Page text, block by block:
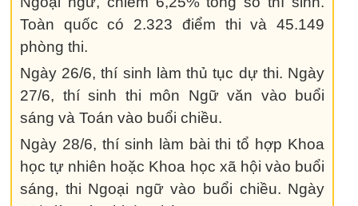
Toàn quốc có 2.323 điểm thi và 45.149
phòng thi.
Ngày 26/6, thí sinh làm thủ tục dự thi. Ngày
27/6, thí sinh thi môn Ngữ văn vào buổi
sáng và Toán vào buổi chiều.
Ngày 28/6, thí sinh làm bài thi tổ hợp Khoa
học tự nhiên hoặc Khoa học xã hội vào buổi
sáng, thi Ngoại ngữ vào buổi chiều. Ngày